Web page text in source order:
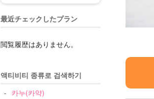
最近チェックしたプラン
閲覧履歴はありません。
액티비티 종류로 검색하기
카누(카약)